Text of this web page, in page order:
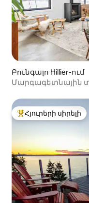
Բունգալո Hillier-ում
Մարգագետնային
Հյուրերի սիրելի
Հյուրերի սիրելի